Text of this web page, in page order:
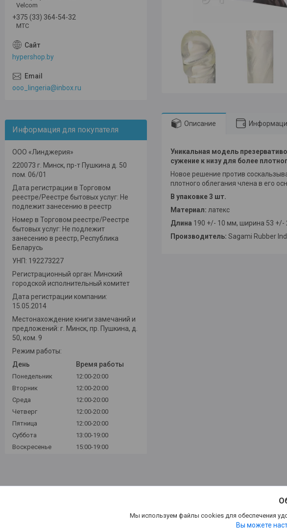
Описание
Уникальная модель
сужение к низу для более
Новое решение против
плотного облегания члена в его
В упаковке 3 шт.
Материал: латекс
Длина 190 +/- 10 мм, ширина 53 +/-
Производитель: Sagami Rubber
Velcom
+375 (33) 364-54-32
МТС
hypershop.by
ooo_lingeria@inbox.ru
Информация для покупателя
ООО «Линджерия»
220073 г. Минск, пр-т Пушкина д. 50
пом. 06/01
Дата регистрации в Торговом
реестре/Реестре бытовых услуг: Не
подлежит занесению в реестр
Номер в Торговом реестре/Реестре
бытовых услуг: Не подлежит
занесению в реестр, Республика
Беларусь
УНП: 192273227
Регистрационный орган: Минский
городской исполнительный комитет
Дата регистрации компании:
15.05.2014
Местонахождение книги замечаний и
предложений: г. Минск, пр. Пушкина, д.
50, ком. 9
Режим работы:
День
Время работы
Понедельник
12:00-20:00
Вторник
12:00-20:00
Среда
12:00-20:00
Четверг
12:00-20:00
Пятница
12:00-20:00
Суббота
13:00-19:00
Воскресенье
15:00-19:00
Мы используем файлы cookies для обеспечения
Вы можете